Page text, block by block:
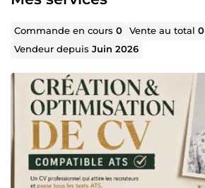
Commande en cours0 Vente au total0
Vendeur depuisJuin 2026